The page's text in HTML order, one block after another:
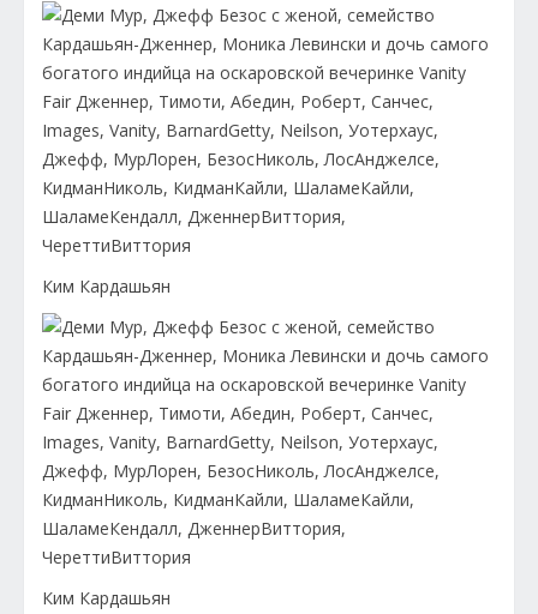
Ким Кардашьян
Ким Кардашьян